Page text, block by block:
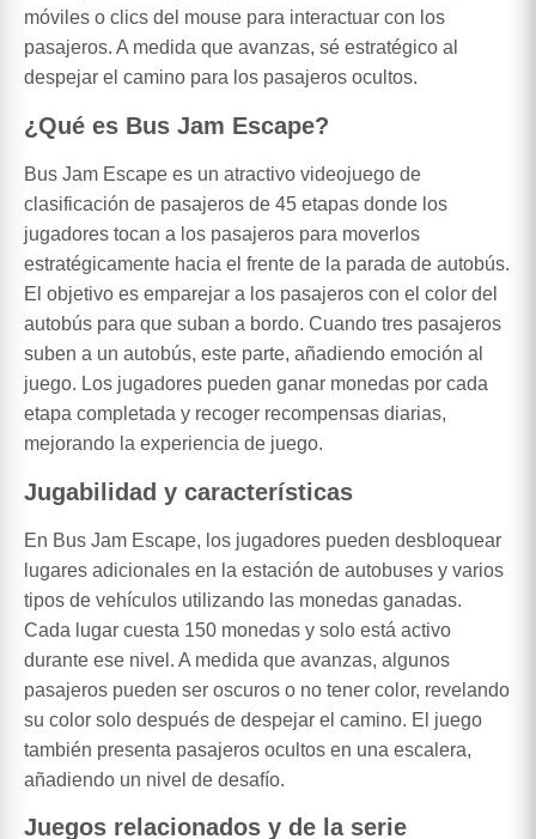
móviles o clics del mouse para interactuar con los
pasajeros. A medida que avanzas, sé estratégico al
despejar el camino para los pasajeros ocultos.
¿Qué es Bus Jam Escape?
Bus Jam Escape es un atractivo videojuego de
clasificación de pasajeros de 45 etapas donde los
jugadores tocan a los pasajeros para moverlos
estratégicamente hacia el frente de la parada de autobús.
El objetivo es emparejar a los pasajeros con el color del
autobús para que suban a bordo. Cuando tres pasajeros
suben a un autobús, este parte, añadiendo emoción al
juego. Los jugadores pueden ganar monedas por cada
etapa completada y recoger recompensas diarias,
mejorando la experiencia de juego.
Jugabilidad y características
En Bus Jam Escape, los jugadores pueden desbloquear
lugares adicionales en la estación de autobuses y varios
tipos de vehículos utilizando las monedas ganadas.
Cada lugar cuesta 150 monedas y solo está activo
durante ese nivel. A medida que avanzas, algunos
pasajeros pueden ser oscuros o no tener color, revelando
su color solo después de despejar el camino. El juego
también presenta pasajeros ocultos en una escalera,
añadiendo un nivel de desafío.
Juegos relacionados y de la serie